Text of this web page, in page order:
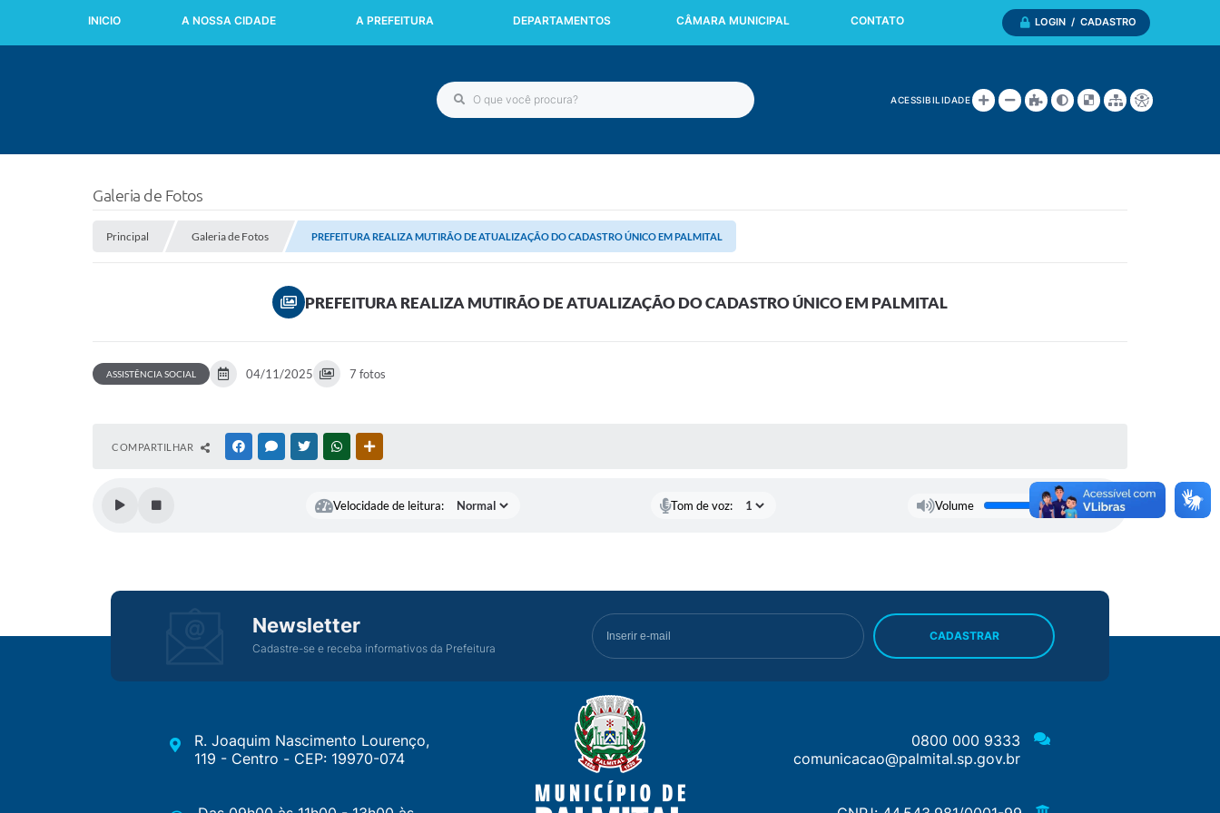
LOGIN / CADASTRO
ACESSIBILIDADE
INICIO A NOSSA CIDADE A PREFEITURA DEPARTAMENTOS CÂMARA MUNICIPAL CONTATO
Galeria de Fotos
Principal Galeria de Fotos PREFEITURA REALIZA MUTIRÃO DE ATUALIZAÇÃO DO CADASTRO ÚNICO EM PALMITAL
PREFEITURA REALIZA MUTIRÃO DE ATUALIZAÇÃO DO CADASTRO ÚNICO EM PALMITAL
ASSISTÊNCIA SOCIAL 04/11/2025 7 fotos
COMPARTILHAR FACEBOOKMESSENGER
TWITTERWHATSAPP
Velocidade de leitura: Tom de voz: Volume
Newsletter
Cadastre-se e receba informativos da Prefeitura
CADASTRAR
0800 000 9333
comunicacao@palmital.sp.gov.br
R. Joaquim Nascimento Lourenço,
119 - Centro - CEP: 19970-074